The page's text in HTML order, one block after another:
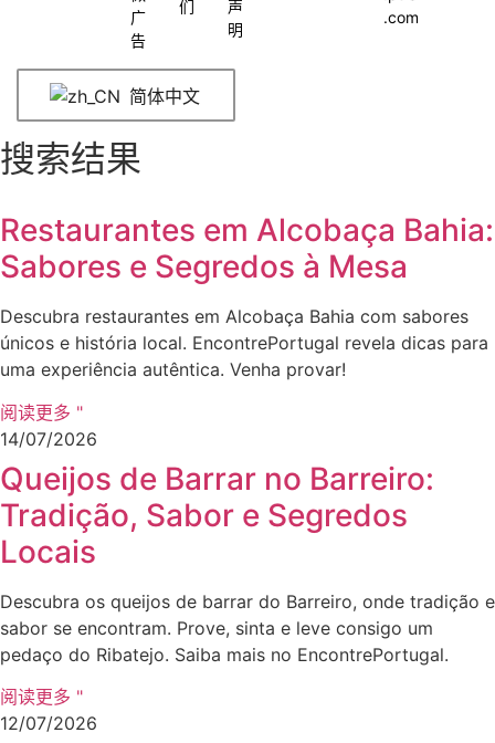
广
告
们
声
明
.com
简体中文
搜索结果
Restaurantes em Alcobaça Bahia:
Sabores e Segredos à Mesa
Descubra restaurantes em Alcobaça Bahia com sabores
únicos e história local. EncontrePortugal revela dicas para
uma experiência autêntica. Venha provar!
阅读更多 "
14/07/2026
Queijos de Barrar no Barreiro:
Tradição, Sabor e Segredos
Locais
Descubra os queijos de barrar do Barreiro, onde tradição e
sabor se encontram. Prove, sinta e leve consigo um
pedaço do Ribatejo. Saiba mais no EncontrePortugal.
阅读更多 "
12/07/2026